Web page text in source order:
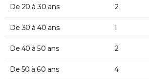
De 20 à 30 ans 2
De 30 à 40 ans 1
De 40 à 50 ans 2
De 50 à 60 ans 4